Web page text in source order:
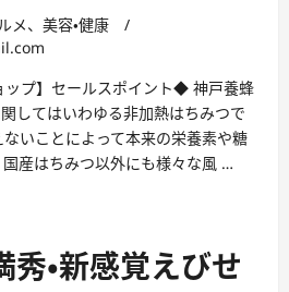
メ、 美容・健康
/
プ】セールスポイント◆ 神戸養蜂
してはいわゆる非加熱はちみつで
いことによって本来の栄養素や糖
産はちみつ以外にも様々な風 …
・新感覚えびせ